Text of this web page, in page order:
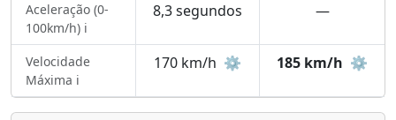
Aceleração (0-
100km/h) ℹ️
8,3 segundos —
Velocidade
Máxima ℹ️
170 km/h ⚙️ 185 km/h ⚙️